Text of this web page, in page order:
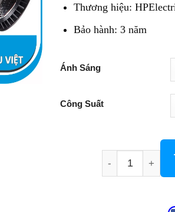
Thương hiệu:
Bảo hành: 3 năm
Ánh Sáng
Công Suất
Đèn Rọi Chiếu